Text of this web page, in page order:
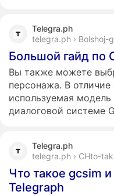
Telegra.ph
telegra.ph › Bolshoj-
Большой гайд по
Вы также можете
персонажа. В
используемая модель
диалоговой системе
Telegra.ph
telegra.ph › CHto-
Что такое gcsim
Telegraph